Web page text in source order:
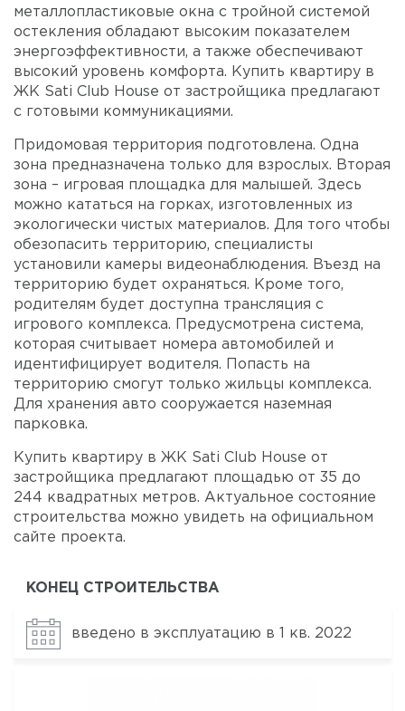
металлопластиковые окна с тройной системой
остекления обладают высоким показателем
энергоэффективности, а также обеспечивают
высокий уровень комфорта. Купить квартиру в
ЖК Sati Club House от застройщика предлагают
с готовыми коммуникациями.
Придомовая территория подготовлена. Одна
зона предназначена только для взрослых. Вторая
зона – игровая площадка для малышей. Здесь
можно кататься на горках, изготовленных из
экологически чистых материалов. Для того чтобы
обезопасить территорию, специалисты
установили камеры видеонаблюдения. Въезд на
территорию будет охраняться. Кроме того,
родителям будет доступна трансляция с
игрового комплекса. Предусмотрена система,
которая считывает номера автомобилей и
идентифицирует водителя. Попасть на
территорию смогут только жильцы комплекса.
Для хранения авто сооружается наземная
парковка.
Купить квартиру в ЖК Sati Club House от
застройщика предлагают площадью от 35 до
244 квадратных метров. Актуальное состояние
строительства можно увидеть на официальном
сайте проекта.
КОНЕЦ СТРОИТЕЛЬСТВА
введено в эксплуатацию в 1 кв. 2022